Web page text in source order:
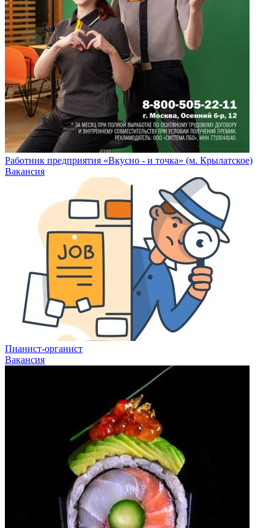
Работник предприятия «Вкусно - и точка» (м. Крылатское)
Вакансия
Пианист-органист
Вакансия